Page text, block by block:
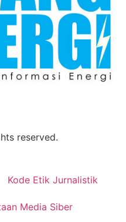
reserved.
Kode Etik Jurnalistik
Media Siber